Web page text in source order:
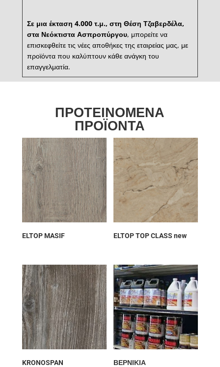
Σε μια έκταση 4.000 τ.μ., στη Θέση Τζαβερδέλα,
στα Νεόκτιστα Ασπροπύργου, μπορείτε να
επισκεφθείτε τις νέες αποθήκες της εταιρείας μας, με
προϊόντα που καλύπτουν κάθε ανάγκη του
επαγγελματία.
ΠΡΟΤΕΙΝΟΜΕΝΑ
ΠΡΟΪΟΝΤΑ
ELTOP MASIF ELTOP TOP CLASS new
KRONOSPAN ΒΕΡΝΙΚΙΑ